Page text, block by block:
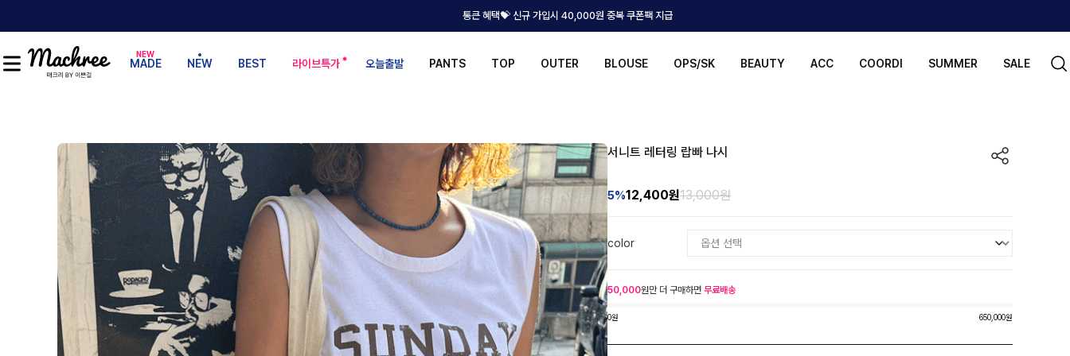
통큰 혜택💝 신규 가입시 40,000원 중복 쿠폰팩 지급
MADE NEW BEST 라이브특가 오늘출발 PANTS TOP OUTER BLOUSE OPS/SK BEAUTY ACC COORDI SUMMER SALE
서니트 레터링 랍빠 나시
5%12,400원13,000원
color
50,000원만 더 구매하면 무료배송
0원 650,000원